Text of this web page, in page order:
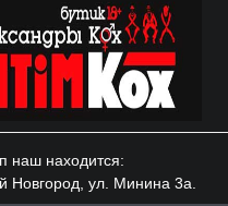
наш находится:
Новгород, ул. Минина 3а.